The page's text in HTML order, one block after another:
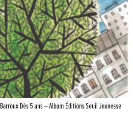
Barroux Dès 5 ans – Album Éditions Seuil Jeunesse